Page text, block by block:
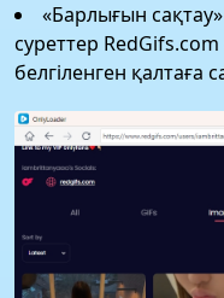
«Барлығын
суреттер
белгіленген қалтаға